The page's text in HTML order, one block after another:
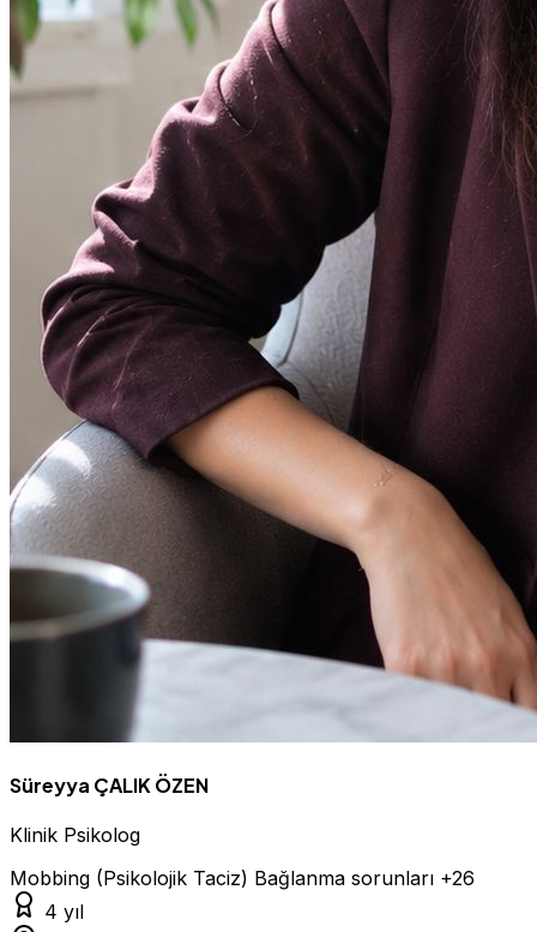
Süreyya ÇALIK ÖZEN
Klinik Psikolog
Mobbing (Psikolojik Taciz) Bağlanma sorunları +26
4 yıl